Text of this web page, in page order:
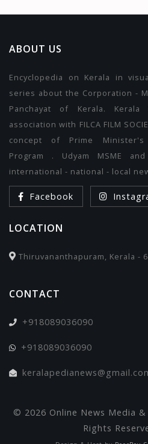
ABOUT US
Encyclopedia on Kerala in
series about the Corporation -
Panchayat of Kerala. Kerala
association with FILCA FILM
concept of Prime Minister's
Program . Udyam MSME
international - national - local
Facebook
LOCATION
Thiruvananthapuram, Kerala -
CONTACT
+918089036090
+918089036090
© 2026 Online News Media
Rights